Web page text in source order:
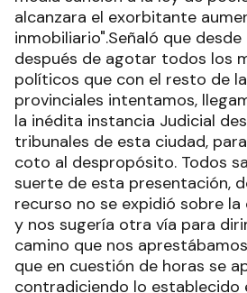
alcanzara el exorbitante
inmobiliario".Señaló que
después de agotar todos los
políticos que con el resto de
provinciales intentamos,
la inédita instancia Judicial
tribunales de esta ciudad,
coto al despropósito. Todos
suerte de esta presentación,
recurso no se expidió sobre
y nos sugería otra vía para
camino que nos
que en cuestión de horas se
contradiciendo lo establecido